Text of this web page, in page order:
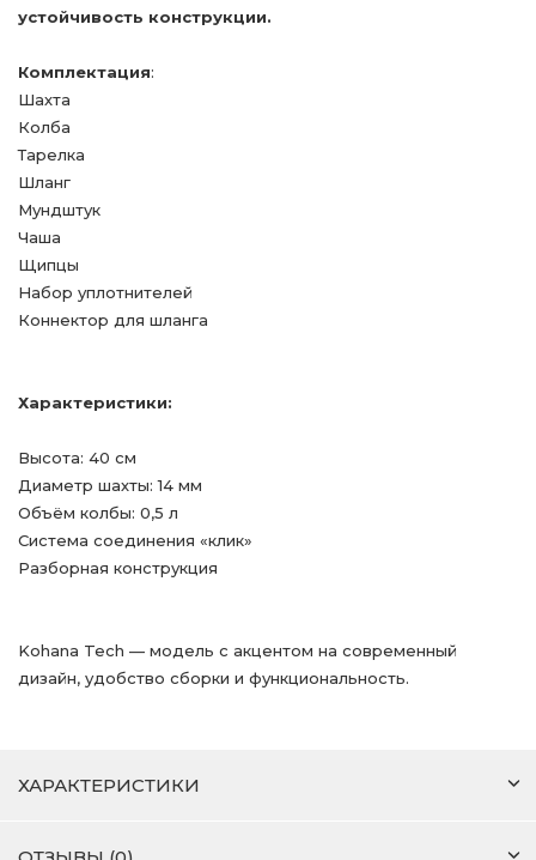
устойчивость конструкции.
Комплектация:
Шахта
Колба
Тарелка
Шланг
Мундштук
Чаша
Щипцы
Набор уплотнителей
Коннектор для шланга
Характеристики:
Высота: 40 см
Диаметр шахты: 14 мм
Объём колбы: 0,5 л
Система соединения «клик»
Разборная конструкция
Kohana Tech — модель с акцентом на современный
дизайн, удобство сборки и функциональность.
ХАРАКТЕРИСТИКИ